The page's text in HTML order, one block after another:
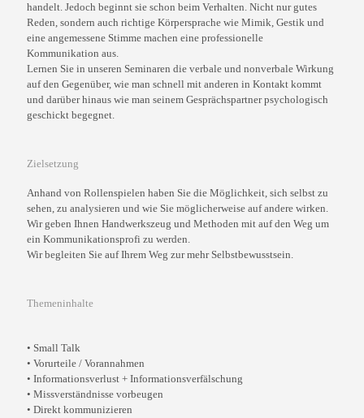
handelt. Jedoch beginnt sie schon beim Verhalten. Nicht nur gutes
Reden, sondern auch richtige Körpersprache wie Mimik, Gestik und
eine angemessene Stimme machen eine professionelle
Kommunikation aus.
Lernen Sie in unseren Seminaren die verbale und nonverbale Wirkung
auf den Gegenüber, wie man schnell mit anderen in Kontakt kommt
und darüber hinaus wie man seinem Gesprächspartner psychologisch
geschickt begegnet.
Zielsetzung
Anhand von Rollenspielen haben Sie die Möglichkeit, sich selbst zu
sehen, zu analysieren und wie Sie möglicherweise auf andere wirken.
Wir geben Ihnen Handwerkszeug und Methoden mit auf den Weg um
ein Kommunikationsprofi zu werden.
Wir begleiten Sie auf Ihrem Weg zur mehr Selbstbewusstsein.
Themeninhalte
• Small Talk
• Vorurteile / Vorannahmen
• Informationsverlust + Informationsverfälschung
• Missverständnisse vorbeugen
• Direkt kommunizieren